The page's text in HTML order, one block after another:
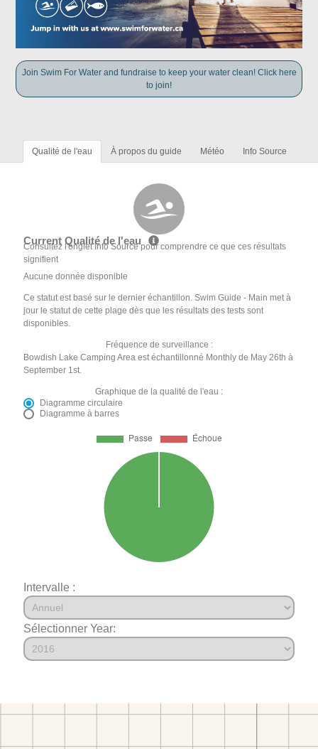
Join Swim For Water and fundraise to keep your water clean! Click here
to join!
Qualité de l'eau À propos du guide Météo Info Source
Current Qualité de l'eau
Consultez l'onglet Info Source pour comprendre ce que ces résultats
signifient
Aucune donnée disponible
Ce statut est basé sur le dernier échantillon. Swim Guide - Main met à
jour le statut de cette plage dès que les résultats des tests sont
disponibles.
Fréquence de surveillance :
Bowdish Lake Camping Area est échantillonné Monthly de May 26th à
September 1st.
Graphique de la qualité de l'eau :
Diagramme circulaire
Diagramme à barres
Intervalle :
Sélectionner Year: